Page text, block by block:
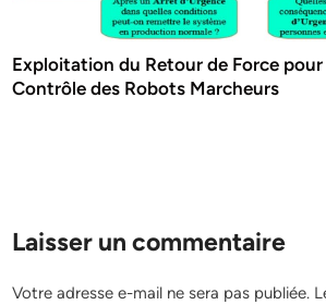
Exploitation du Retour de Force pour
Contrôle des Robots Marcheurs
Laisser un commentaire
Votre adresse e-mail ne sera pas publiée.